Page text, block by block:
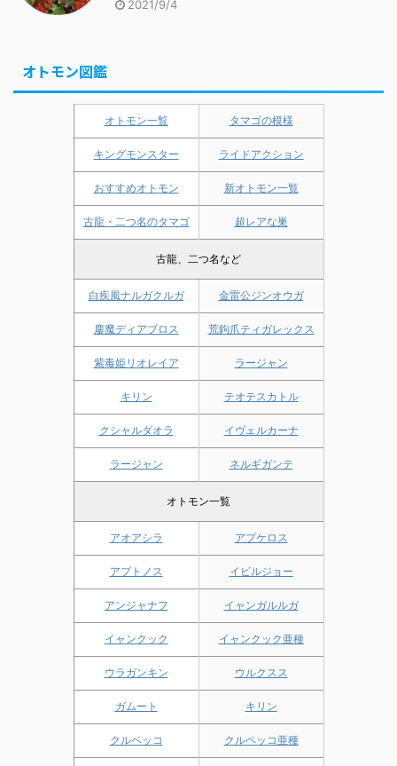
2021/9/4
オトモン図鑑
オトモン一覧 タマゴの模様
キングモンスター ライドアクション
おすすめオトモン 新オトモン一覧
古龍・二つ名のタマゴ 超レアな巣
古龍、二つ名など
白疾風ナルガクルガ 金雷公ジンオウガ
鏖魔ディアブロス 荒鉤爪ティガレックス
紫毒姫リオレイア ラージャン
キリン テオテスカトル
クシャルダオラ イヴェルカーナ
ラージャン ネルギガンテ
オトモン一覧
アオアシラ アプケロス
アプトノス イビルジョー
アンジャナフ イャンガルルガ
イャンクック イャンクック亜種
ウラガンキン ウルクスス
ガムート キリン
クルペッコ クルペッコ亜種